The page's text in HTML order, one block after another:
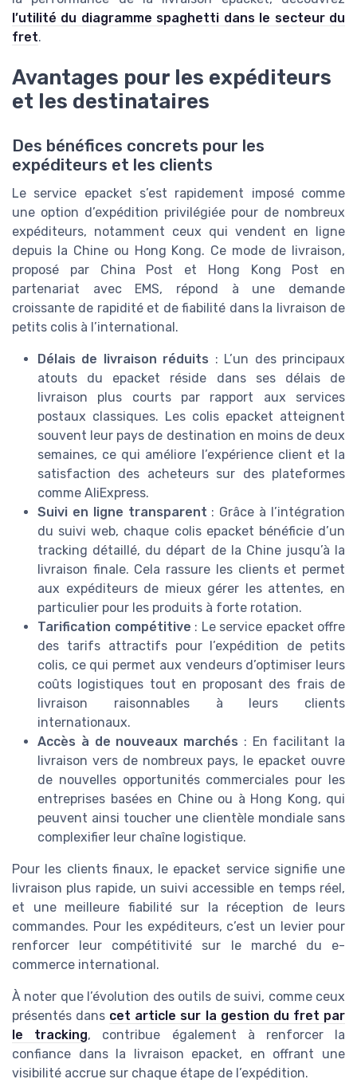
l’utilité du diagramme spaghetti dans le secteur du
fret.
Avantages pour les expéditeurs
et les destinataires
Des bénéfices concrets pour les
expéditeurs et les clients
Le service epacket s’est rapidement imposé comme
une option d’expédition privilégiée pour de nombreux
expéditeurs, notamment ceux qui vendent en ligne
depuis la Chine ou Hong Kong. Ce mode de livraison,
proposé par China Post et Hong Kong Post en
partenariat avec EMS, répond à une demande
croissante de rapidité et de fiabilité dans la livraison de
petits colis à l’international.
Délais de livraison réduits : L’un des principaux
atouts du epacket réside dans ses délais de
livraison plus courts par rapport aux services
postaux classiques. Les colis epacket atteignent
souvent leur pays de destination en moins de deux
semaines, ce qui améliore l’expérience client et la
satisfaction des acheteurs sur des plateformes
comme AliExpress.
Suivi en ligne transparent : Grâce à l’intégration
du suivi web, chaque colis epacket bénéficie d’un
tracking détaillé, du départ de la Chine jusqu’à la
livraison finale. Cela rassure les clients et permet
aux expéditeurs de mieux gérer les attentes, en
particulier pour les produits à forte rotation.
Tarification compétitive : Le service epacket offre
des tarifs attractifs pour l’expédition de petits
colis, ce qui permet aux vendeurs d’optimiser leurs
coûts logistiques tout en proposant des frais de
livraison raisonnables à leurs clients
internationaux.
Accès à de nouveaux marchés : En facilitant la
livraison vers de nombreux pays, le epacket ouvre
de nouvelles opportunités commerciales pour les
entreprises basées en Chine ou à Hong Kong, qui
peuvent ainsi toucher une clientèle mondiale sans
complexifier leur chaîne logistique.
Pour les clients finaux, le epacket service signifie une
livraison plus rapide, un suivi accessible en temps réel,
et une meilleure fiabilité sur la réception de leurs
commandes. Pour les expéditeurs, c’est un levier pour
renforcer leur compétitivité sur le marché du e-
commerce international.
À noter que l’évolution des outils de suivi, comme ceux
présentés dans cet article sur la gestion du fret par
le tracking, contribue également à renforcer la
confiance dans la livraison epacket, en offrant une
visibilité accrue sur chaque étape de l’expédition.